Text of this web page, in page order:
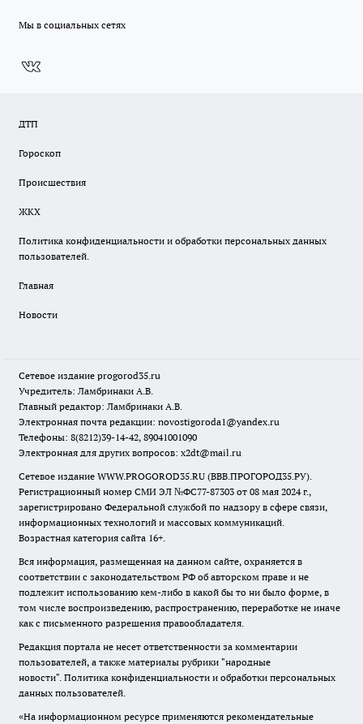
Мы в социальных сетях
ДТП
Гороскоп
Происшествия
ЖКХ
Политика конфиденциальности и обработки персональных данных
пользователей.
Главная
Новости
Сетевое издание progorod35.ru
Учредитель: Ламбринаки А.В.
Главный редактор: Ламбринаки А.В.
Электронная почта редакции: novostigoroda1@yandex.ru
Телефоны: 8(8212)39-14-42, 89041001090
Электронная для других вопросов: x2dt@mail.ru
Сетевое издание WWW.PROGOROD35.RU (ВВВ.ПРОГОРОД35.РУ).
Регистрационный номер СМИ ЭЛ №ФС77-87303 от 08 мая 2024 г.,
зарегистрировано Федеральной службой по надзору в сфере связи,
информационных технологий и массовых коммуникаций.
Возрастная категория сайта 16+.
Вся информация, размещенная на данном сайте, охраняется в
соответствии с законодательством РФ об авторском праве и не
подлежит использованию кем-либо в какой бы то ни было форме, в
том числе воспроизведению, распространению, переработке не иначе
как с письменного разрешения правообладателя.
Редакция портала не несет ответственности за комментарии
пользователей, а также материалы рубрики "народные
новости". Политика конфиденциальности и обработки персональных
данных пользователей.
«На информационном ресурсе применяются рекомендательные